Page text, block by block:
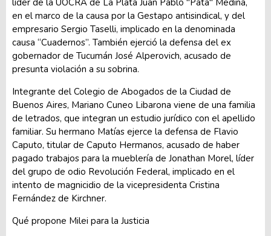
en el marco de la causa por la Gestapo antisindical, y del
empresario Sergio Taselli, implicado en la denominada
causa “Cuadernos”. También ejerció la defensa del ex
gobernador de Tucumán José Alperovich, acusado de
presunta violación a su sobrina.
Integrante del Colegio de Abogados de la Ciudad de
Buenos Aires, Mariano Cuneo Libarona viene de una familia
de letrados, que integran un estudio jurídico con el apellido
familiar. Su hermano Matías ejerce la defensa de Flavio
Caputo, titular de Caputo Hermanos, acusado de haber
pagado trabajos para la mueblería de Jonathan Morel, líder
del grupo de odio Revolución Federal, implicado en el
intento de magnicidio de la vicepresidenta Cristina
Fernández de Kirchner.
Qué propone Milei para la Justicia